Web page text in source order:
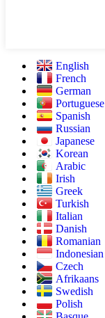
English
French
German
Portuguese
Spanish
Russian
Japanese
Korean
Arabic
Irish
Greek
Turkish
Italian
Danish
Romanian
Indonesian
Czech
Afrikaans
Swedish
Polish